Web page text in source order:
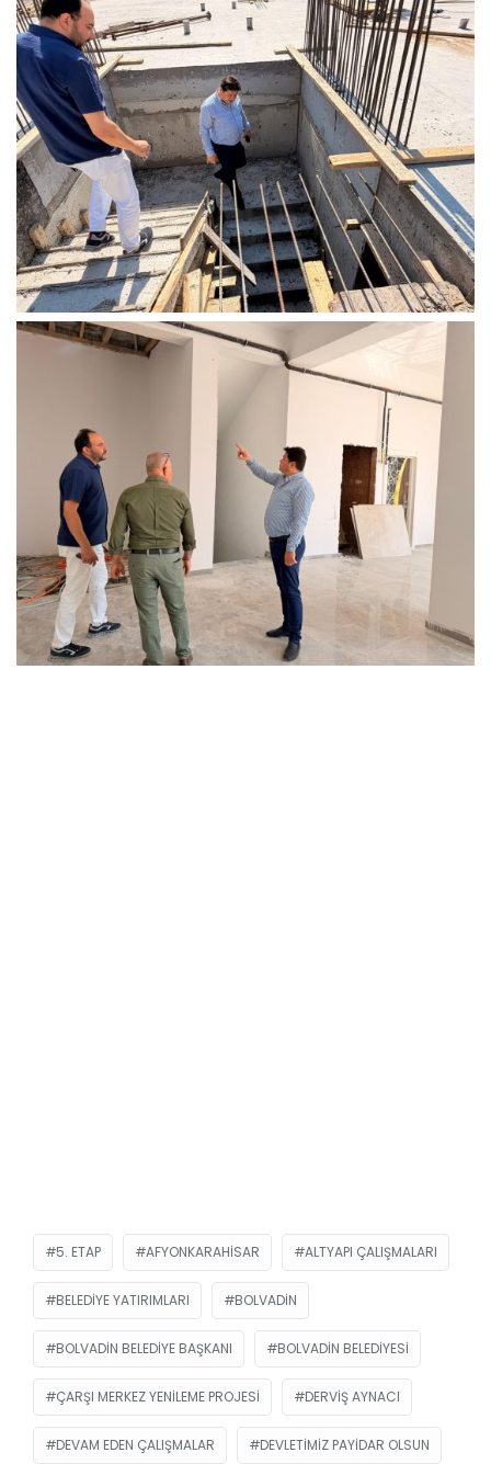
5. ETAP AFYONKARAHISAR ALTYAPI ÇALIŞMALARI
BELEDIYE YATIRIMLARI BOLVADIN
BOLVADIN BELEDIYE BAŞKANI BOLVADIN BELEDIYESI
ÇARŞI MERKEZ YENILEME PROJESI DERVIŞ AYNACI
DEVAM EDEN ÇALIŞMALAR DEVLETIMIZ PAYIDAR OLSUN